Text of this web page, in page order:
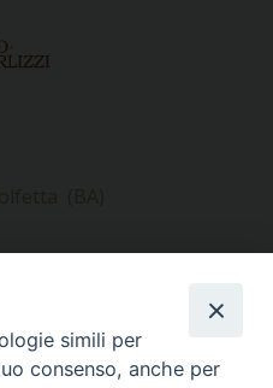
simili per
consenso, anche per